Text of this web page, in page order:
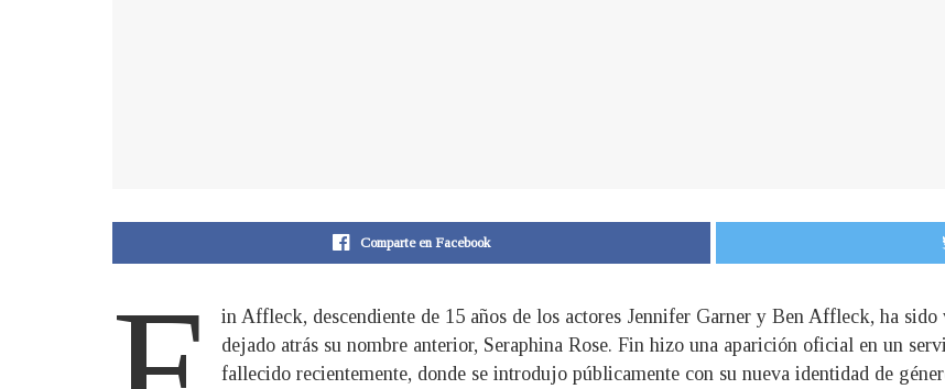
Comparte en Facebook
in Affleck, descendiente de 15 años de los actores Jennifer Garner y Ben Affleck, ha
dejado atrás su nombre anterior, Seraphina Rose. Fin hizo una aparición oficial en un
fallecido recientemente, donde se introdujo públicamente con su nueva identidad de